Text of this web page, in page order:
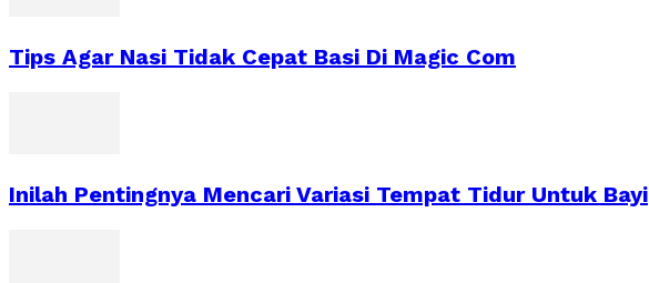
Tips Agar Nasi Tidak Cepat Basi Di Magic Com
Inilah Pentingnya Mencari Variasi Tempat Tidur Untuk Bayi